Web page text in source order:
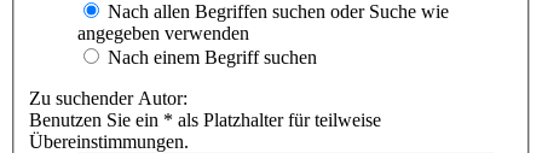
Nach allen Begriffen suchen oder Suche wie
angegeben verwenden
Nach einem Begriff suchen
Zu suchender Autor:
Benutzen Sie ein * als Platzhalter für teilweise
Übereinstimmungen.